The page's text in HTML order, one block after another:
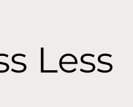
Less